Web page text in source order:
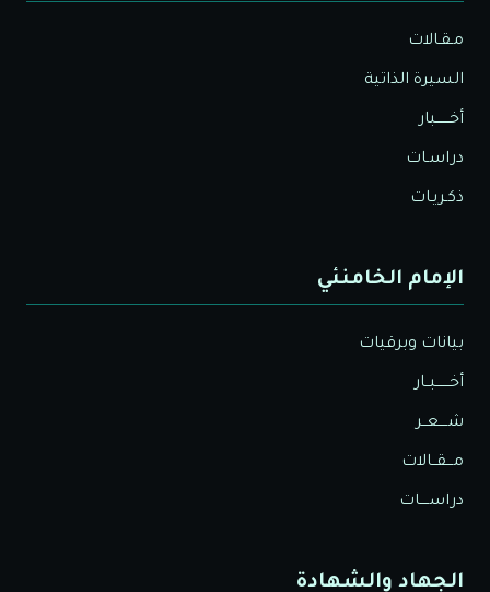
مـقـالات
السيرة الذاتية
أخــــــبار
دراسـات
ذكـريـات
الإمام الخامنئي
بيانات وبرقيات
أخــــــبــار
شــــعــر
مـــقــالات
دراســــات
الجهاد والشهادة